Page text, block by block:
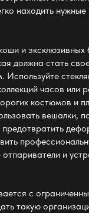
находить
и эксклюзивных
должна стать
Используйте
часов или
костюмов и
вешалки,
и
с
такую